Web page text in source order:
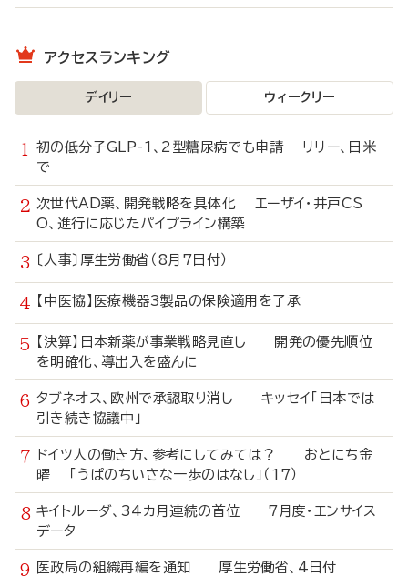
アクセスランキング
デイリー ウィークリー
初の低分子GLP-1、2型糖尿病でも申請 リリー、日米
で
次世代AD薬、開発戦略を具体化 エーザイ・井戸CS
O、進行に応じたパイプライン構築
〔人事〕厚生労働省（8月7日付）
【中医協】医療機器3製品の保険適用を了承
【決算】日本新薬が事業戦略見直し 開発の優先順位
を明確化、導出入を盛んに
タブネオス、欧州で承認取り消し キッセイ「日本では
引き続き協議中」
ドイツ人の働き方、参考にしてみては？ おとにち金
曜 「うぱのちいさな一歩のはなし」（17）
キイトルーダ、34カ月連続の首位 7月度・エンサイス
データ
医政局の組織再編を通知 厚生労働省、4日付